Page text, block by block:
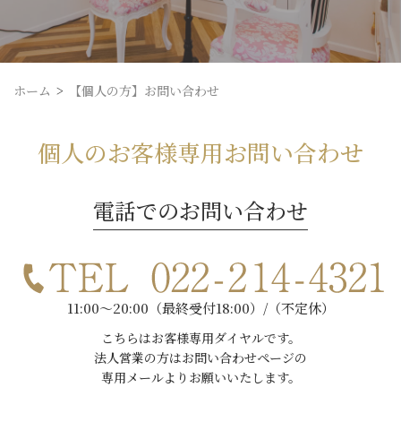
ホーム 【個人の方】お問い合わせ
個人のお客様専用お問い合わせ
電話でのお問い合わせ
11:00～20:00（最終受付18:00）/（不定休）
こちらはお客様専用ダイヤルです。
法人営業の方はお問い合わせページの
専用メールよりお願いいたします。